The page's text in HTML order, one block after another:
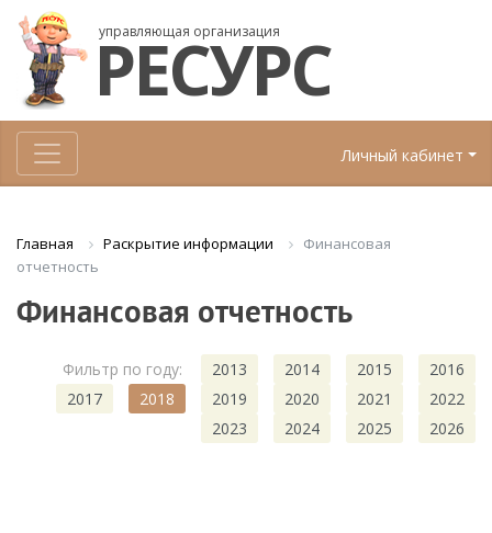
Личный кабинет
управляющая организация
РЕСУРС
Главная Раскрытие информации
Финансовая
отчетность
Финансовая отчетность
Фильтр по году: 2013 2014 2015
2016
2017
2018 2019 2020 2021
2022
2023
2024 2025 2026